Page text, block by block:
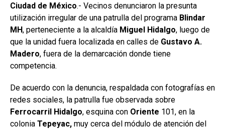
Ciudad de México.- Vecinos denunciaron la presunta
utilización irregular de una patrulla del programa Blindar
MH, perteneciente a la alcaldía Miguel Hidalgo, luego de
que la unidad fuera localizada en calles de Gustavo A.
Madero, fuera de la demarcación donde tiene
competencia.
De acuerdo con la denuncia, respaldada con fotografías en
redes sociales, la patrulla fue observada sobre
Ferrocarril Hidalgo, esquina con Oriente 101, en la
colonia Tepeyac, muy cerca del módulo de atención del